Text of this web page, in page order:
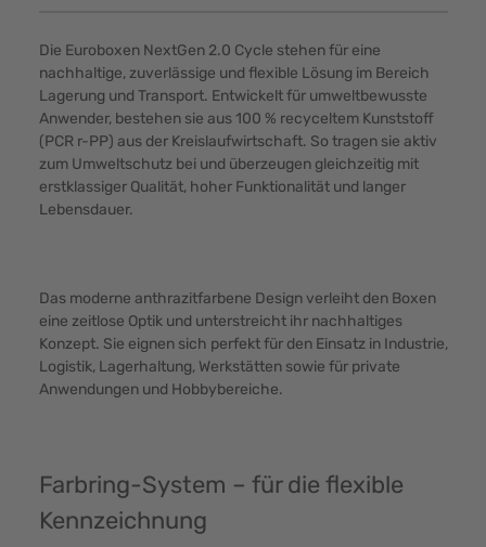
Die Euroboxen NextGen 2.0 Cycle stehen für eine
nachhaltige, zuverlässige und flexible Lösung im Bereich
Lagerung und Transport. Entwickelt für umweltbewusste
Anwender, bestehen sie aus 100 % recyceltem Kunststoff
(PCR r-PP) aus der Kreislaufwirtschaft. So tragen sie aktiv
zum Umweltschutz bei und überzeugen gleichzeitig mit
erstklassiger Qualität, hoher Funktionalität und langer
Lebensdauer.
Das moderne anthrazitfarbene Design verleiht den Boxen
eine zeitlose Optik und unterstreicht ihr nachhaltiges
Konzept. Sie eignen sich perfekt für den Einsatz in Industrie,
Logistik, Lagerhaltung, Werkstätten sowie für private
Anwendungen und Hobbybereiche.
Farbring-System – für die flexible
Kennzeichnung